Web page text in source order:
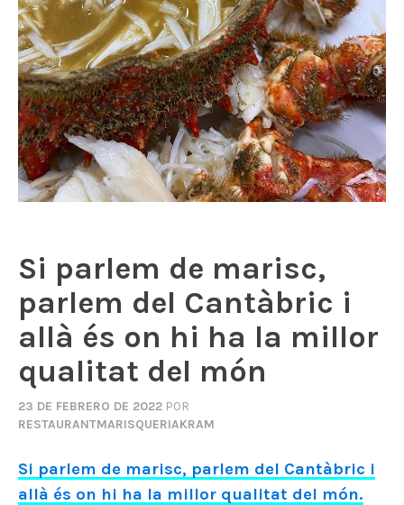
Si parlem de marisc,
parlem del Cantàbric i
allà és on hi ha la millor
qualitat del món
23 DE FEBRERO DE 2022 POR
RESTAURANTMARISQUERIAKRAM
Si parlem de marisc, parlem del Cantàbric i
allà és on hi ha la millor qualitat del món.